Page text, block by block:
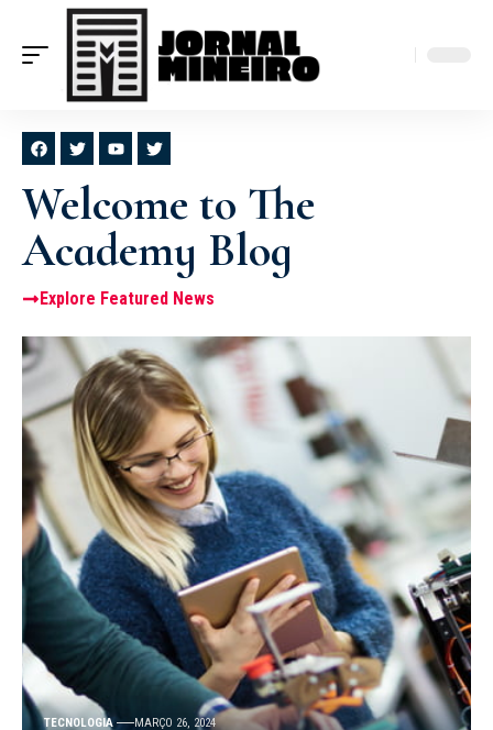
Welcome to The
Academy Blog
Explore Featured News
TECNOLOGIA MARÇO 26, 2024